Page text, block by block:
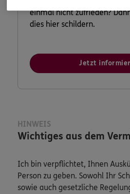
einmal nicht zufrieden?
dies hier schildern.
Jetzt
HINWEIS
Wichtiges aus dem
Ich bin verpflichtet, Ihnen
Person zu geben. Sowohl Ihr
sowie auch gesetzliche